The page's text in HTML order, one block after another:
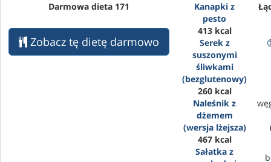
Darmowa dieta 171
Zobacz tę dietę darmowo
Kanapki z
pesto
413 kcal
Serek z
suszonymi
śliwkami
(bezglutenowy)
260 kcal
Naleśnik z
dżemem
(wersja lżejsza)
467 kcal
Sałatka z